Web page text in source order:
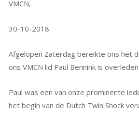
30-10-2018
Afgelopen Zaterdag bereikte ons het
ons VMCN lid Paul Bennink is overleden
Paul was een van onze prominente
het begin van de Dutch Twin Shock